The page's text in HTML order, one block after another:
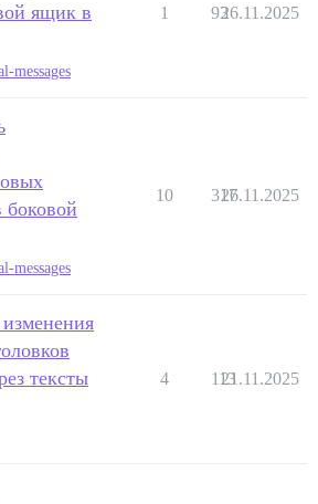
ящик в
messages
1 9326.11.2025
messages
10 317
26.11.2025
тексты
4 113
21.11.2025